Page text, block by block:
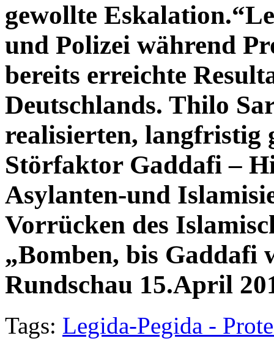
gewollte
und Polizei während
bereits erreichte
Deutschlands. Thilo
realisierten, langfristig
Störfaktor Gaddafi –
Asylanten-und
Vorrücken des
„Bomben, bis Gaddafi
Rundschau 15.April
Tags: Legida-Pegida -